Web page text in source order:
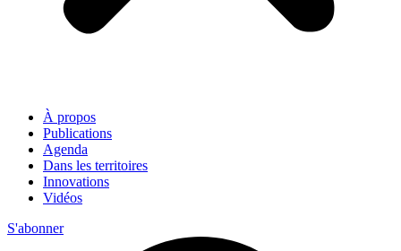
À propos
Publications
Agenda
Dans les territoires
Innovations
Vidéos
S'abonner